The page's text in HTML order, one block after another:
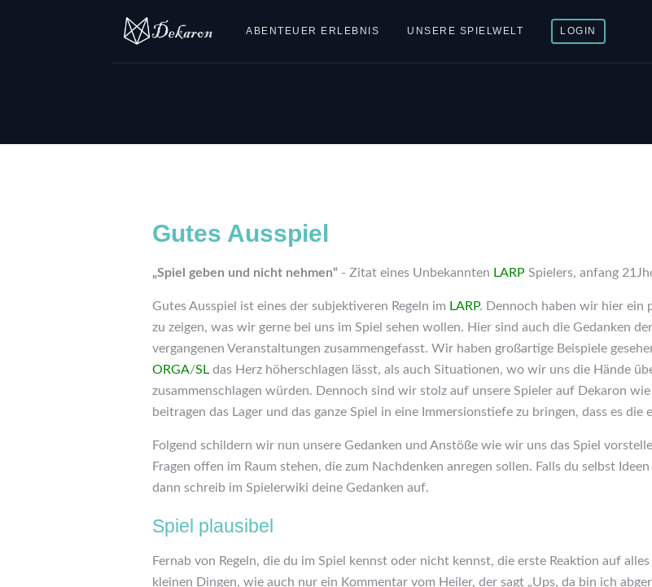
ABENTEUER ERLEBNIS UNSERE SPIELWELT LOGIN
Gutes Ausspiel
„Spiel geben und nicht nehmen“ - Zitat eines Unbekannten LARP Spielers, anfang
Gutes Ausspiel ist eines der subjektiveren Regeln im LARP. Dennoch haben wir hier ein
zu zeigen, was wir gerne bei uns im Spiel sehen wollen. Hier sind auch die Gedanken
vergangenen Veranstaltungen zusammengefasst. Wir haben großartige Beispiele
ORGA/SL das Herz höherschlagen lässt, als auch Situationen, wo wir uns die Hände
zusammenschlagen würden. Dennoch sind wir stolz auf unsere Spieler auf Dekaron wie
beitragen das Lager und das ganze Spiel in eine Immersionstiefe zu bringen, dass es die
Folgend schildern wir nun unsere Gedanken und Anstöße wie wir uns das Spiel
Fragen offen im Raum stehen, die zum Nachdenken anregen sollen. Falls du selbst
dann schreib im Spielerwiki deine Gedanken auf.
Spiel plausibel
Fernab von Regeln, die du im Spiel kennst oder nicht kennst, die erste Reaktion auf
kleinen Dingen, wie auch nur ein Kommentar vom Heiler, der sagt „Ups, da bin ich